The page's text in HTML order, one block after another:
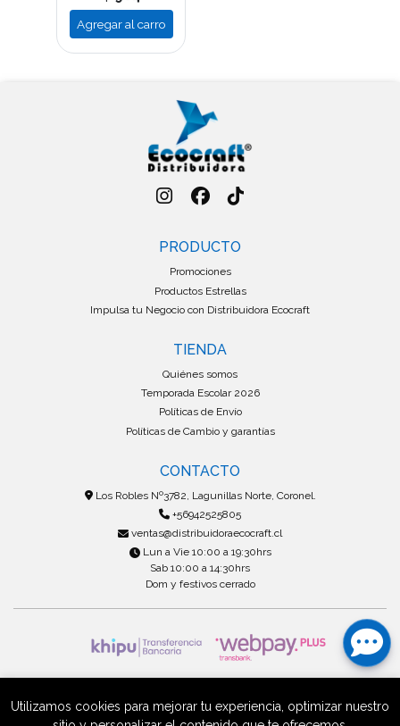
Agregar al carro
PRODUCTO
Promociones
Productos Estrellas
Impulsa tu Negocio con Distribuidora Ecocraft
TIENDA
Quiénes somos
Temporada Escolar 2026
Políticas de Envío
Políticas de Cambio y garantías
CONTACTO
Los Robles Nº3782, Lagunillas Norte, Coronel.
+56942525805
ventas@distribuidoraecocraft.cl
Lun a Vie 10:00 a 19:30hrs
Sab 10:00 a 14:30hrs
Dom y festivos cerrado
Creado por Bsale
Utilizamos cookies para mejorar tu experiencia, optimizar nuestro